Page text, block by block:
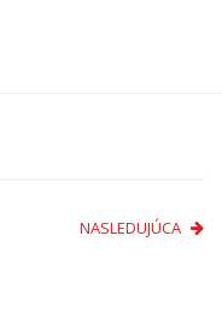
NASLEDUJÚCA